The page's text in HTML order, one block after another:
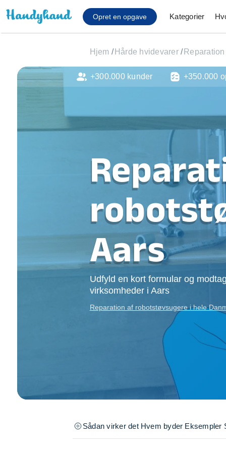
Opret en opgave Kategorier
Affaldsfjernelse
Flyttehjælp
Hårde hvidevare
Hjælp til mobil, pc, tv
Installation af ildsted
Møbelsamling og
Ophængning af
Opsætning af
Tømrer
Tunge løft
Se alle...
Hjem / Hårde hvidevarer /
Aars
Udfyld en kort formular og
virksomheder i Aars
Reparation af robotstøvsugere i hele
+300.000 kunder +350.000
Sådan virker det Hvem byder Eksempler